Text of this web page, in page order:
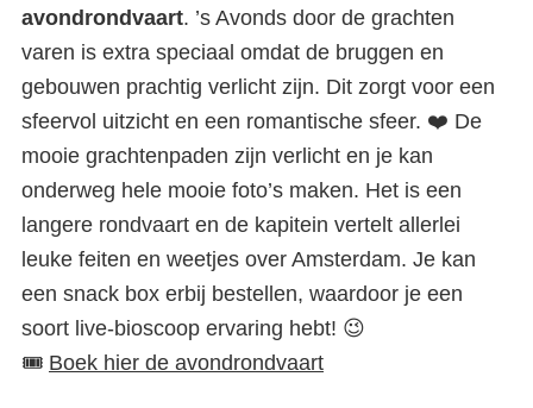
avondrondvaart. ’s Avonds door de grachten
varen is extra speciaal omdat de bruggen en
gebouwen prachtig verlicht zijn. Dit zorgt voor een
sfeervol uitzicht en een romantische sfeer. ❤️ De
mooie grachtenpaden zijn verlicht en je kan
onderweg hele mooie foto’s maken. Het is een
langere rondvaart en de kapitein vertelt allerlei
leuke feiten en weetjes over Amsterdam. Je kan
een snack box erbij bestellen, waardoor je een
soort live-bioscoop ervaring hebt! 😉
🎟️ Boek hier de avondrondvaart